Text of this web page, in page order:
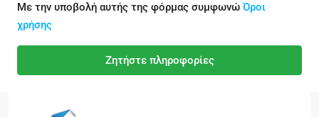
Με την υποβολή αυτής της φόρμας συμφωνώΌροι
χρήσης
Ζητήστε πληροφορίες